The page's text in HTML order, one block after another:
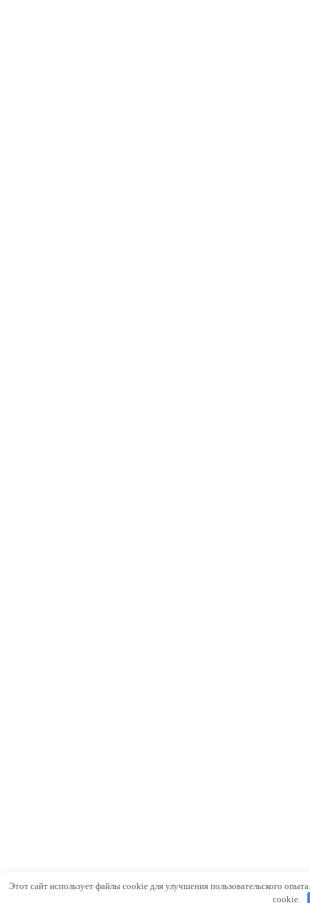
Этот сайт использует файлы cookie для улучшения пользовательского
cookie.